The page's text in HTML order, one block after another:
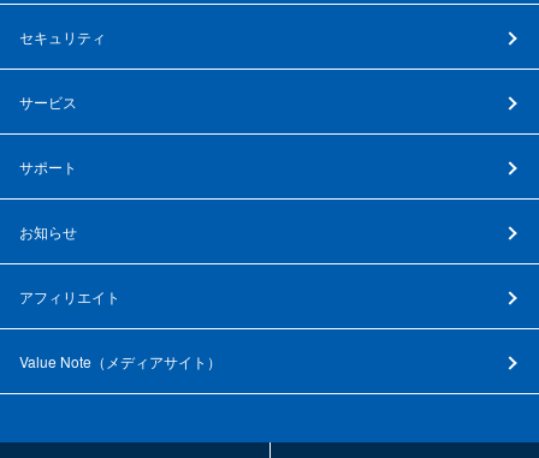
セキュリティ
サービス
サポート
お知らせ
アフィリエイト
Value Note（ メディアサイト ）